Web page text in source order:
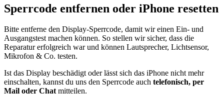
Sperrcode entfernen oder iPhone resetten
Bitte entferne den Display-Sperrcode, damit wir einen Ein- und
Ausgangstest machen können. So stellen wir sicher, dass die
Reparatur erfolgreich war und können Lautsprecher, Lichtsensor,
Mikrofon & Co. testen.
Ist das Display beschädigt oder lässt sich das iPhone nicht mehr
einschalten, kannst du uns den Sperrcode auch telefonisch, per
Mail oder Chatmitteilen.